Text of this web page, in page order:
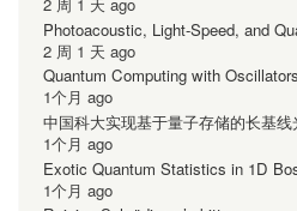
Photoacoustic, Light-Speed, and
2 周 1 天 ago
Quantum Computing with
1个月 ago
中国科大实现基于量子存储的长基线
1个月 ago
Exotic Quantum Statistics in 1D
1个月 ago